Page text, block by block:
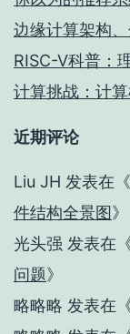
边缘计算架构
RISC-V科普：
计算挑战：计
近期评论
Liu JH 发表在《
件结构全景图》
光头强 发表在
问题》
略略略 发表在